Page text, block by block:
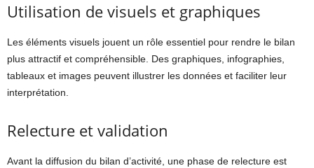
Utilisation de visuels et graphiques
Les éléments visuels jouent un rôle essentiel pour rendre le bilan
plus attractif et compréhensible. Des graphiques, infographies,
tableaux et images peuvent illustrer les données et faciliter leur
interprétation.
Relecture et validation
Avant la diffusion du bilan d’activité, une phase de relecture est